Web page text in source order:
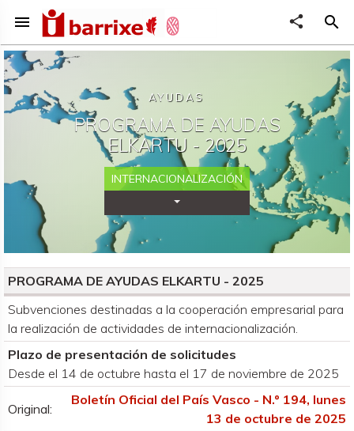
menu share search
AYUDAS
PROGRAMA DE AYUDAS
ELKARTU - 2025
INTERNACIONALIZACIÓN
Desplegar Categorías
Organismo convocante
PROGRAMA DE AYUDAS ELKARTU - 2025
Subvenciones destinadas a la cooperación empresarial para
la realización de actividades de internacionalización.
Plazo de presentación de solicitudes
Desde el 14 de octubre hasta el 17 de noviembre de 2025
Original:
Boletín Oficial del País Vasco - N.º 194, lunes
13 de octubre de 2025